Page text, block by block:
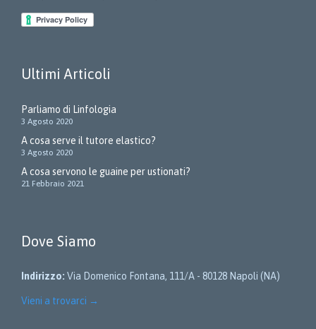
Ultimi Articoli
Parliamo di Linfologia
3 Agosto 2020
A cosa serve il tutore elastico?
3 Agosto 2020
A cosa servono le guaine per ustionati?
21 Febbraio 2021
Dove Siamo
Indirizzo: Via Domenico Fontana, 111/A - 80128 Napoli (NA)
Vieni a trovarci →